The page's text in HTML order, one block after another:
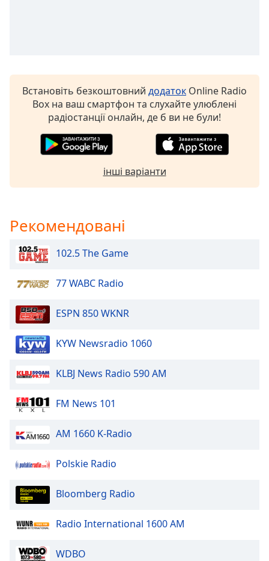
Area
Background
Edge
Style
Font
Family
Done
Close
Dialog
dialog
Встановіть безкоштовний додаток Online Radio
Box на ваш смартфон та слухайте улюблені
радіостанції онлайн, де б ви не були!
інші варіанти
Рекомендовані
102.5 The Game
77 WABC Radio
ESPN 850 WKNR
KYW Newsradio 1060
KLBJ News Radio 590 AM
FM News 101
AM 1660 K-Radio
Polskie Radio
Bloomberg Radio
Radio International 1600 AM
WDBO